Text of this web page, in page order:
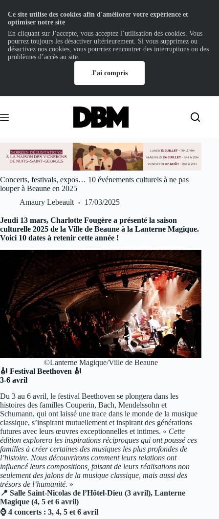
contenu
Concerts, festivals, expos… 10 événements culturels à ne pas
louper à Beaune en 2025
Amaury Lebeault
17/03/2025
Jeudi 13 mars, Charlotte Fougère a présenté la saison
culturelle 2025 de la Ville de Beaune à la Lanterne Magique.
Voici 10 dates à retenir cette année !
©Lanterne Magique/Ville de Beaune
🎻 Festival Beethoven 🎻
3-6 avril
Du 3 au 6 avril, le festival Beethoven se plongera dans les
histoires des familles Couperin, Bach, Mendelssohn et
Schumann, qui ont laissé une trace dans le monde de la musique
classique, s’inspirant mutuellement et inspirant des générations
futures avec leurs œuvres exceptionnelles et intimes. « Cette
édition explorera les inspirations réciproques qui ont poussé ces
familles à créer certaines des musiques les plus profondes de
l’histoire. Nous découvrirons comment leurs relations ont
influencé leurs compositions, faisant de leurs réalisations non
seulement des jalons de la musique classique, mais aussi des
trésors de l’humanité. »
📍 Salle Saint-Nicolas de l’Hôtel-Dieu (3 avril), Lanterne
Magique (4, 5 et 6 avril)
⌚ 4 concerts : 3, 4, 5 et 6 avril
Ce site utilise des cookies afin d'améliorer votre expérience et
optimiser notre site
En cliquant sur J’accepte, vous acceptez l’utilisation des cookies. Vous
pourrez toujours les désactiver ultérieurement. Si vous supprimez ou
désactivez nos cookies, vous pourriez rencontrer des interruptions ou des
problèmes d’accès au site.
J'ai compris